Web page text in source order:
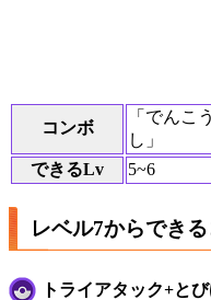
コンボ
「でんこ
し」
できるLv
5~6
レベル7からでき
トライアタック+と